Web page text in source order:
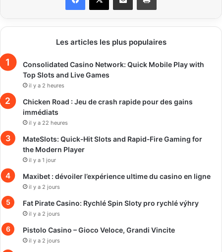
Les articles les plus populaires
Consolidated Casino Network: Quick Mobile Play with
Top Slots and Live Games
il y a 2 heures
Chicken Road : Jeu de crash rapide pour des gains
immédiats
il y a 22 heures
MateSlots: Quick‑Hit Slots and Rapid‑Fire Gaming for
the Modern Player
il y a 1 jour
Maxibet : dévoiler l’expérience ultime du casino en ligne
il y a 2 jours
Fat Pirate Casino: Rychlé Spin Sloty pro rychlé výhry
il y a 2 jours
Pistolo Casino – Gioco Veloce, Grandi Vincite
il y a 2 jours